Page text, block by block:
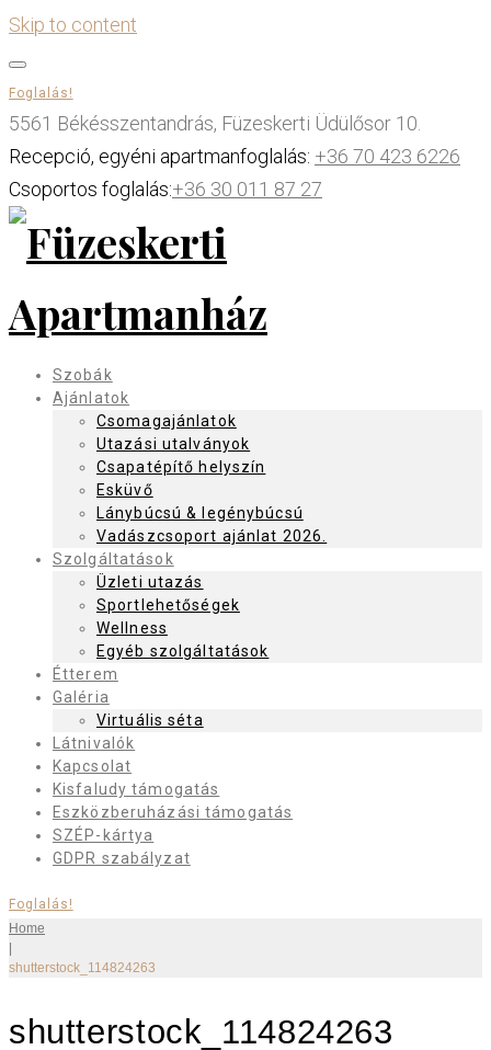
Skip to content
Foglalás!
5561 Békésszentandrás, Füzeskerti Üdülősor 10.
Recepció, egyéni apartmanfoglalás: +36 70 423 6226
Csoportos foglalás:+36 30 011 87 27
Szobák
Ajánlatok
Csomagajánlatok
Utazási utalványok
Csapatépítő helyszín
Esküvő
Lánybúcsú & legénybúcsú
Vadászcsoport ajánlat 2026.
Szolgáltatások
Üzleti utazás
Sportlehetőségek
Wellness
Egyéb szolgáltatások
Étterem
Galéria
Virtuális séta
Látnivalók
Kapcsolat
Kisfaludy támogatás
Eszközberuházási támogatás
SZÉP-kártya
GDPR szabályzat
Foglalás!
Home
shutterstock_114824263
shutterstock_114824263